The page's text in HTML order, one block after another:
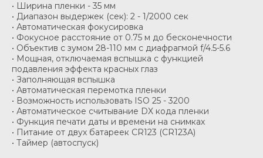
• Ширина пленки - 35 мм
• Диапазон выдержек (сек): 2 - 1/2000 сек
• Автоматическая фокусировка
• Фокусное расстояние от 0.75 м до бесконечности
• Объектив с зумом 28-110 мм с диафрагмой f/4.5-5.6
• Мощная, отключаемая вспышка с функцией
подавления эффекта красных глаз
• Заполняющая вспышка
• Автоматическая перемотка пленки
• Возможность использовать ISO 25 - 3200
• Автоматическое считывание DX кода пленки
• Функция печати даты и времени на снимках
• Питание от двух батареек CR123 (CR123A)
• Таймер (автоспуск)